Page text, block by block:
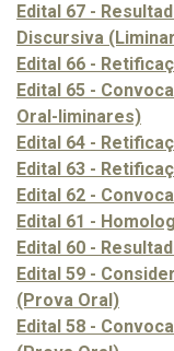
Edital 67 -
Discursiva
Edital 66 -
Edital 65 -
Oral-liminares)
Edital 64 -
Edital 63 -
Edital 62 -
Edital 61 -
Edital 60 -
Edital 59 -
(Prova Oral)
Edital 58 -